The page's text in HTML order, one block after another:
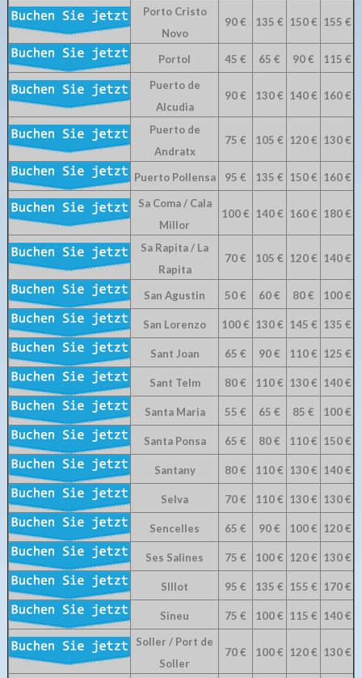
Porto Cristo
Novo
90 € 135 € 150 € 155 €
Portol 45 € 65 € 90 €
115 €
Puerto de
Alcudia
90 € 130 € 140 € 160 €
Puerto de
Andratx
75 € 105 € 120 € 130 €
Puerto Pollensa 95 € 135 € 150 € 160 €
Sa Coma / Cala
Millor
100 € 140 € 160 € 180 €
Sa Rapita / La
Rapita
70 € 105 € 120 € 140 €
San Agustin 50 € 60 € 80 € 100 €
San Lorenzo 100 € 130 € 145 € 135 €
Sant Joan 65 € 90 € 110 € 125 €
Sant Telm 80 € 110 € 130 € 140 €
Santa Maria 55 € 65 € 85 € 100 €
Santa Ponsa 65 € 80 € 110 € 150 €
Santany 80 € 110 € 130 € 140 €
Selva 70 € 110 € 130 € 130 €
Sencelles 65 € 90 € 100 € 120 €
Ses Salines 75 € 100 € 120 € 130 €
SIllot 95 € 135 € 155 € 170 €
Sineu 75 € 100 € 115 € 140 €
Soller / Port de
Soller
70 € 100 € 120 € 130 €